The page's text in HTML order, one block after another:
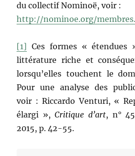
du collectif Nominoë, voir :
http://nominoe.org/
[1] Ces formes « étendues
littérature riche et
lorsqu’elles touchent le
Pour une analyse des
voir : Riccardo Venturi, «
élargi »,Critique d’art, n°
2015, p. 42-55.